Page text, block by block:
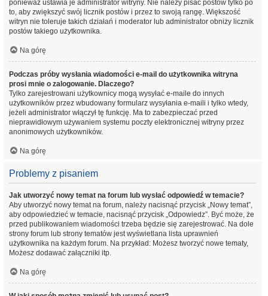
ponieważ ustawia je administrator witryny. Nie należy pisać postów tylko po
to, aby zwiększyć swój licznik postów i przez to swoją rangę. Większość
witryn nie toleruje takich działań i moderator lub administrator obniży licznik
postów takiego użytkownika.
Na górę
Podczas próby wysłania wiadomości e-mail do użytkownika witryna
prosi mnie o zalogowanie. Dlaczego?
Tylko zarejestrowani użytkownicy mogą wysyłać e-maile do innych
użytkowników przez wbudowany formularz wysyłania e-maili i tylko wtedy,
jeżeli administrator włączył tę funkcję. Ma to zabezpieczać przed
nieprawidłowym używaniem systemu poczty elektronicznej witryny przez
anonimowych użytkowników.
Na górę
Problemy z pisaniem
Jak utworzyć nowy temat na forum lub wysłać odpowiedź w temacie?
Aby utworzyć nowy temat na forum, należy nacisnąć przycisk „Nowy temat”,
aby odpowiedzieć w temacie, nacisnąć przycisk „Odpowiedz”. Być może, że
przed publikowaniem wiadomości trzeba będzie się zarejestrować. Na dole
strony forum lub strony tematów jest wyświetlana lista uprawnień
użytkownika na każdym forum. Na przykład: Możesz tworzyć nowe tematy,
Możesz dodawać załączniki itp.
Na górę